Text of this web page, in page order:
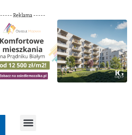
----- Reklama -----